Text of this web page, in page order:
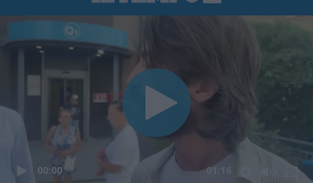
00:00 01:16